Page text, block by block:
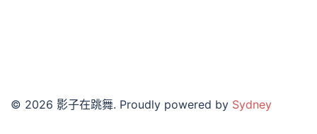
© 2026 影子在跳舞. Proudly powered by Sydney